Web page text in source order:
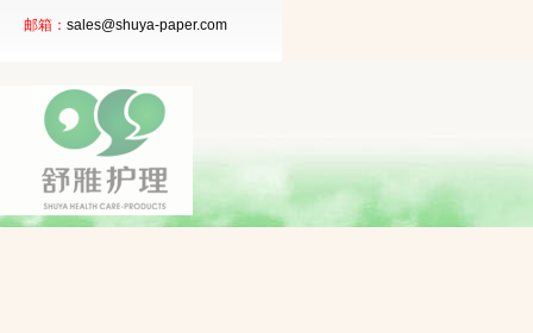
邮箱： sales@shuya-paper.com